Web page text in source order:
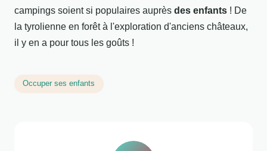
campings soient si populaires auprès des enfants ! De
la tyrolienne en forêt à l'exploration d'anciens châteaux,
il y en a pour tous les goûts !
Occuper ses enfants